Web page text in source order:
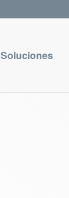
Soluciones